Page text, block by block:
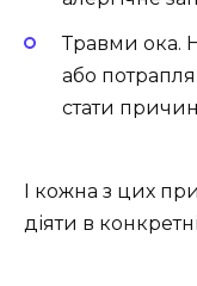
Травми ока.
або
стати
І кожна з цих
діяти в